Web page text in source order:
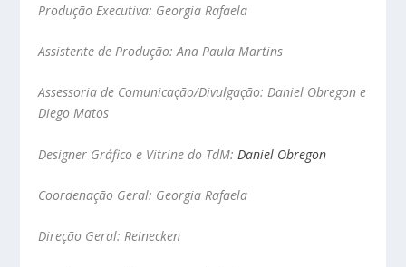
Produção Executiva: Georgia Rafaela
Assistente de Produção: Ana Paula Martins
Assessoria de Comunicação/Divulgação: Daniel Obregon e
Diego Matos
Designer Gráfico e Vitrine do TdM: Daniel Obregon
Coordenação Geral: Georgia Rafaela
Direção Geral: Reinecken